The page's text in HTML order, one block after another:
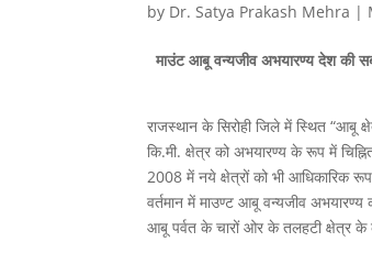
by Dr. Satya Prakash Mehra |
माउंट आबू वन्यजीव अभयारण्य देश की
राजस्थान के सिरोही जिले में स्थित “आबू
कि.मी. क्षेत्र को अभयारण्य के रूप में
2008 में नये क्षेत्रों को भी आधिकारिक
वर्तमान में माउण्ट आबू वन्यजीव
आबू पर्वत के चारों ओर के तलहटी क्षेत्र के